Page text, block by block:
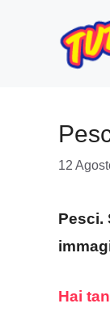
contenuto
12
Pesci.
Hai